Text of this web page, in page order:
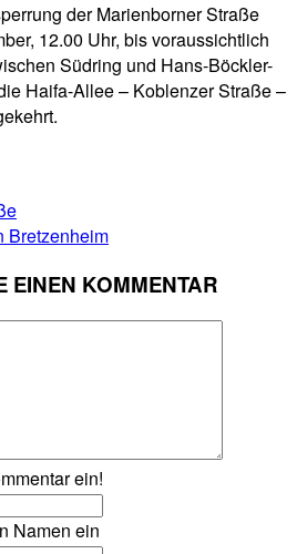
der Marienborner Straße
12.00 Uhr, bis voraussichtlich
Südring und Hans-Böckler-
Haifa-Allee – Koblenzer Straße –
Bretzenheim
EINEN KOMMENTAR
ein!
Namen ein